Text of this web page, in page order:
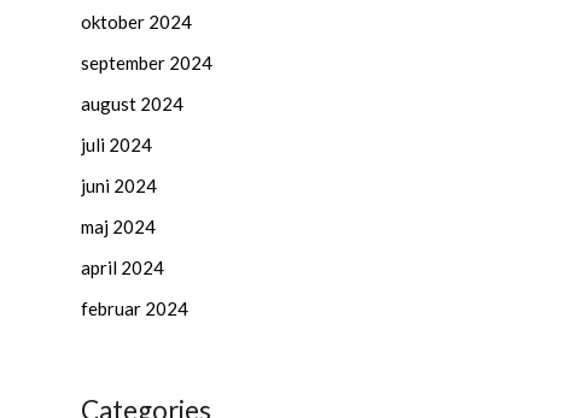
oktober 2024
september 2024
august 2024
juli 2024
juni 2024
maj 2024
april 2024
februar 2024
Categories